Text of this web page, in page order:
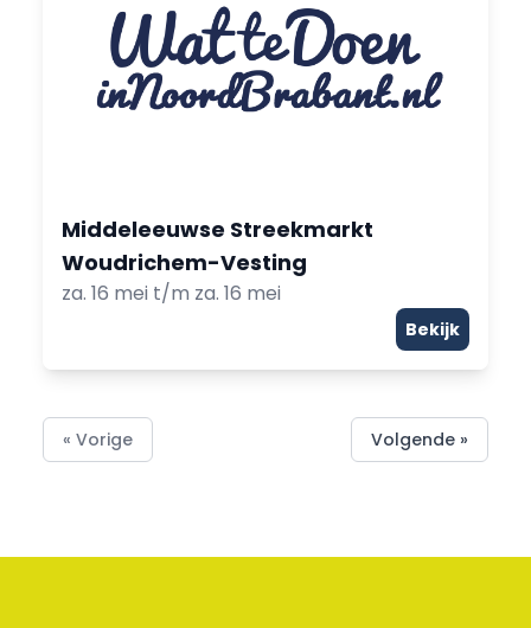
Middeleeuwse Streekmarkt
Woudrichem-Vesting
za. 16 mei t/m za. 16 mei
Bekijk
« Vorige Volgende »